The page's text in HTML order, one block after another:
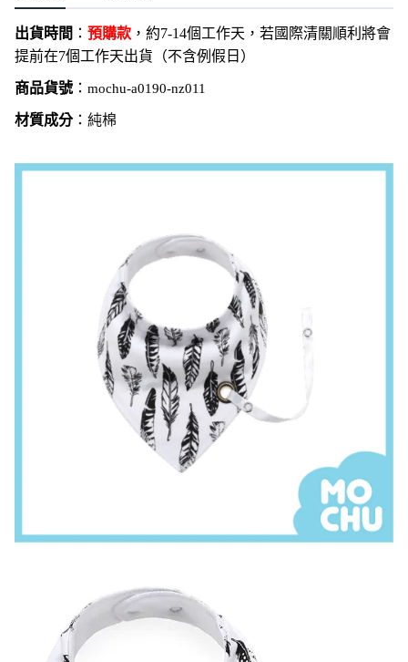
出貨時間 ： 預購款 ，約7-14個工作天，若國際清關順利將會
提前在7個工作天出貨（不含例假日）
商品貨號： mochu-a0190-nz011
材質成分： 純棉